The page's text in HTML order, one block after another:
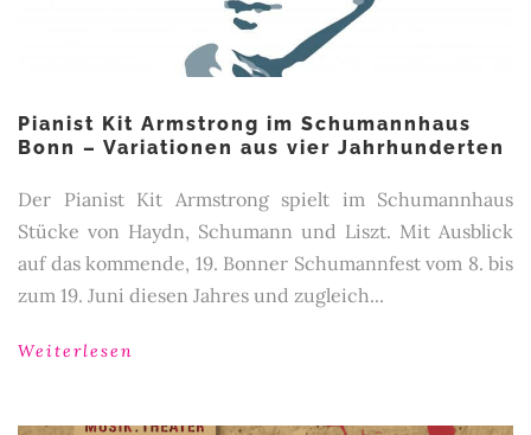
Pianist Kit Armstrong im Schumannhaus
Bonn – Variationen aus vier Jahrhunderten
Der Pianist Kit Armstrong spielt im Schumannhaus
Stücke von Haydn, Schumann und Liszt. Mit Ausblick
auf das kommende, 19. Bonner Schumannfest vom 8. bis
zum 19. Juni diesen Jahres und zugleich...
Weiterlesen